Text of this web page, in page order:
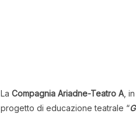
La Compagnia Ariadne-Teatro A ,
progetto di educazione teatrale “